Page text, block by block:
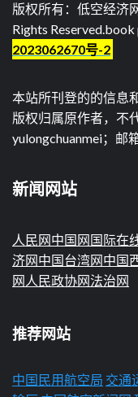
版权所有：低空经济
Rights Reserved.book
2023062670号-2
本站所刊登的的信息
版权归属原作者，不
yulongchuanmei；邮
新闻网站
人民网中国网 国际在
济网中国台湾网中国
网 人民政协网法治网
推荐网站
中国民用航空局 交通